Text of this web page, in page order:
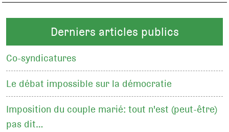
Derniers articles publics
Co-syndicatures
Le débat impossible sur la démocratie
Imposition du couple marié: tout n'est (peut-être)
pas dit…